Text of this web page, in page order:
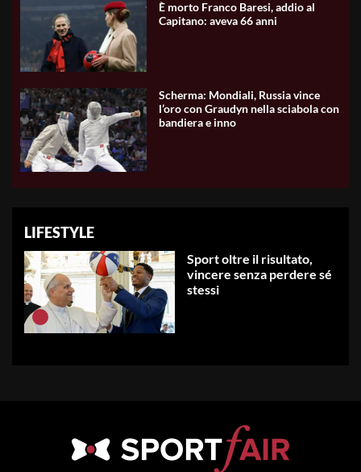
È morto Franco Baresi, addio al
Capitano: aveva 66 anni
Scherma: Mondiali, Russia vince
l’oro con Graudyn nella sciabola con
bandiera e inno
LIFESTYLE
Sport oltre il risultato,
vincere senza perdere sé
stessi